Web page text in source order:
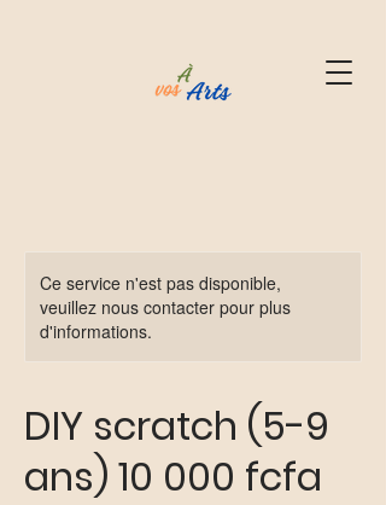
Ce service n'est pas disponible,
veuillez nous contacter pour plus
d'informations.
DIY scratch (5-9
ans) 10 000 fcfa